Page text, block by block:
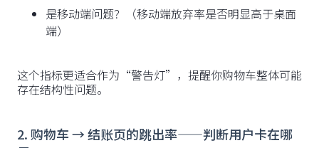
是移动端问题？（移动端放弃率是否明显高于桌面
端）
这个指标更适合作为“警告灯”，提醒你购物车整体可能
存在结构性问题。
2. 购物车 → 结账页的跳出率——判断用户卡在哪